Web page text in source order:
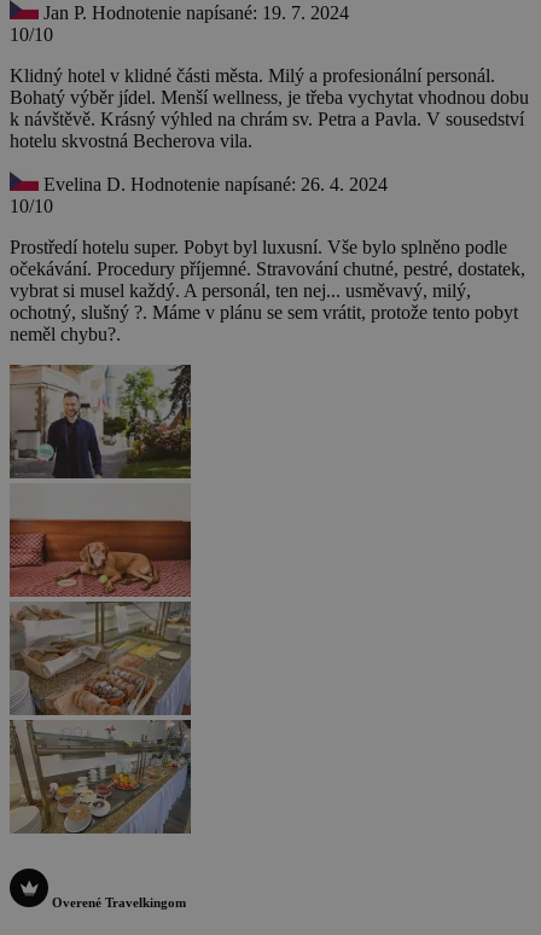
Jan P. Hodnotenie napísané: 19. 7. 2024
10/10
Klidný hotel v klidné části města. Milý a profesionální personál.
Bohatý výběr jídel. Menší wellness, je třeba vychytat vhodnou dobu
k návštěvě. Krásný výhled na chrám sv. Petra a Pavla. V sousedství
hotelu skvostná Becherova vila.
Evelina D. Hodnotenie napísané: 26. 4. 2024
10/10
Prostředí hotelu super. Pobyt byl luxusní. Vše bylo splněno podle
očekávání. Procedury příjemné. Stravování chutné, pestré, dostatek,
vybrat si musel každý. A personál, ten nej... usměvavý, milý,
ochotný, slušný ?. Máme v plánu se sem vrátit, protože tento pobyt
neměl chybu?.
Overené Travelkingom